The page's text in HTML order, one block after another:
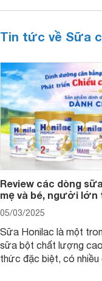
Tin tức về Sữa
Review các dòng
mẹ và bé, người lớn
05/03/2025
Sữa Honilac là một
sữa bột chất lượng
thức đặc biệt, có nhiều